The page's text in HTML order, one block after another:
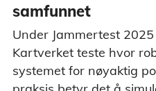
samfunnet
Under Jammertest
Kartverket teste hvor
systemet for nøyaktig